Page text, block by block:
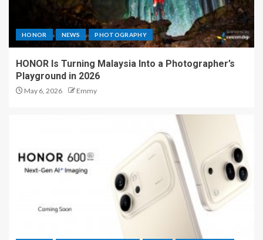
HONOR NEWS PHOTOGRAPHY
HONOR Is Turning Malaysia Into a Photographer’s
Playground in 2026
May 6, 2026 Emmy